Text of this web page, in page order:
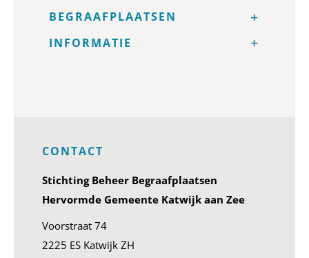
BEGRAAFPLAATSEN
INFORMATIE
CONTACT
Stichting Beheer Begraafplaatsen
Hervormde Gemeente Katwijk aan Zee
Voorstraat 74
2225 ES Katwijk ZH